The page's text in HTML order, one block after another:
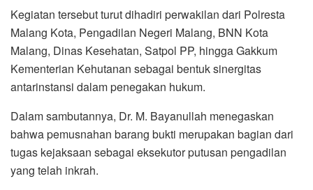
Kegiatan tersebut turut dihadiri perwakilan dari Polresta
Malang Kota, Pengadilan Negeri Malang, BNN Kota
Malang, Dinas Kesehatan, Satpol PP, hingga Gakkum
Kementerian Kehutanan sebagai bentuk sinergitas
antarinstansi dalam penegakan hukum.
Dalam sambutannya, Dr. M. Bayanullah menegaskan
bahwa pemusnahan barang bukti merupakan bagian dari
tugas kejaksaan sebagai eksekutor putusan pengadilan
yang telah inkrah.